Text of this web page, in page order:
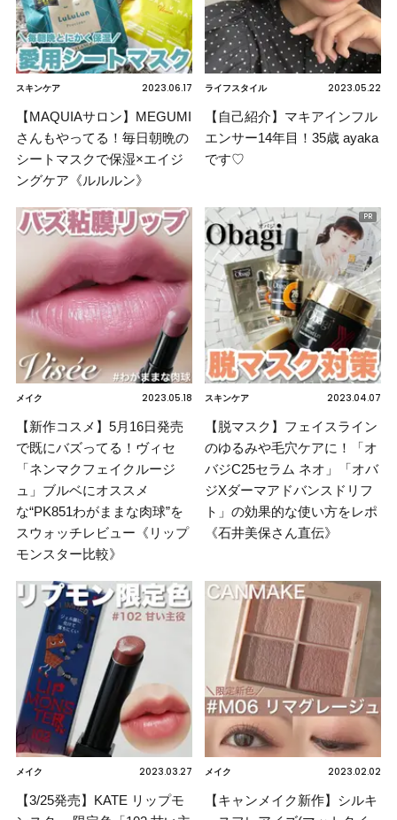
スキンケア 2023.06.17
【MAQUIAサロン】MEGUMI
さんもやってる！毎日朝晩の
シートマスクで保湿×エイジ
ングケア《ルルルン》
ライフスタイル 2023.05.22
【自己紹介】マキアインフル
エンサー14年目！35歳 ayaka
です♡
メイク 2023.05.18
【新作コスメ】5月16日発売
で既にバズってる！ヴィセ
「ネンマクフェイクルージ
ュ」ブルベにオススメ
な“PK851わがままな肉球”を
スウォッチレビュー《リップ
モンスター比較》
スキンケア 2023.04.07
【脱マスク】フェイスライン
のゆるみや毛穴ケアに！「オ
バジC25セラム ネオ」「オバ
ジXダーマアドバンスドリフ
ト」の効果的な使い方をレポ
《石井美保さん直伝》
メイク 2023.03.27
【3/25発売】KATE リップモ
メイク 2023.02.02
【キャンメイク新作】シルキ